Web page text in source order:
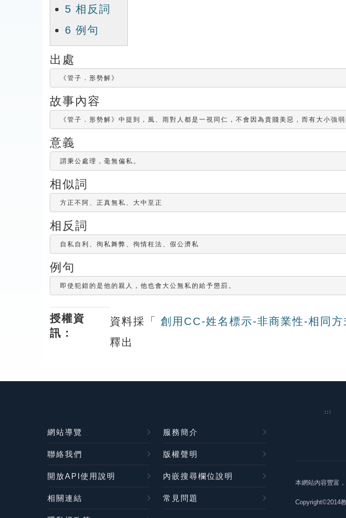
5 相反詞
6 例句
出處
《管子．形勢解》
故事內容
《管子．形勢解》中提到，風、雨對人都是一視同仁，不會因為貴賤美惡，而有大小強
意義
謂秉公處理，毫無偏私。
相似詞
方正不阿、正真無私、大中至正
相反詞
自私自利、徇私舞弊、徇情枉法、假公濟私
例句
即使犯錯的是他的親人，他也會大公無私的給予懲罰。
授權資
訊：
資料採「 創用CC-姓名標示-非商業性-相同
釋出
:::
網站導覽 服務簡介
聯絡我們 版權聲明
開放API使用說明 內嵌搜尋欄位說明
相關連結 常見問題
本網站內容豐富
Copyright©2014